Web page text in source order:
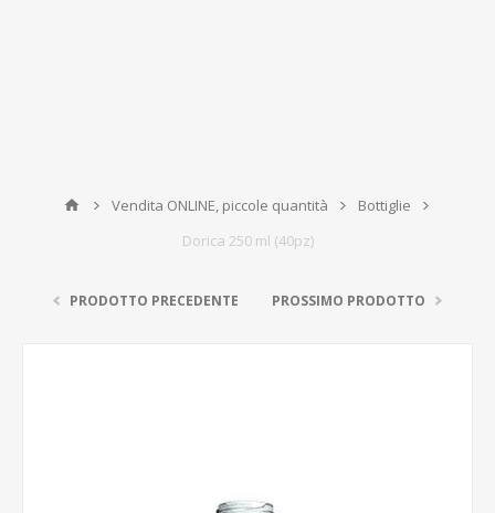
Vendita ONLINE, piccole quantità
Bottiglie
Dorica 250 ml (40pz)
PRODOTTO PRECEDENTE PROSSIMO PRODOTTO